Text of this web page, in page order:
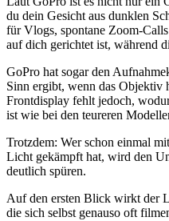
du dein Gesicht aus dunklen
für Vlogs, spontane Zoom-
auf dich gerichtet ist, während
GoPro hat sogar den
Sinn ergibt, wenn das Objektiv
Frontdisplay fehlt jedoch,
ist wie bei den teureren
Trotzdem: Wer schon einmal
Licht gekämpft hat, wird den
deutlich spüren.
Auf den ersten Blick wirkt der
die sich selbst genauso oft